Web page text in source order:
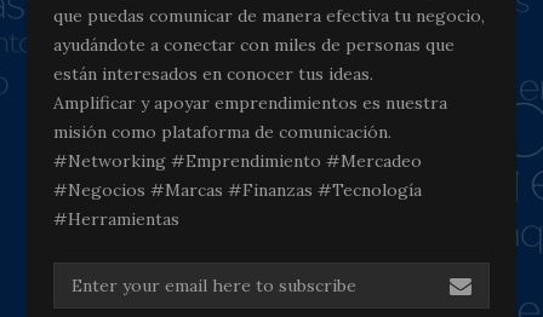
que puedas comunicar de manera efectiva tu negocio,
ayudándote a conectar con miles de personas que
están interesados en conocer tus ideas.
Amplificar y apoyar emprendimientos es nuestra
misión como plataforma de comunicación.
#Networking #Emprendimiento #Mercadeo
#Negocios #Marcas #Finanzas #Tecnología
#Herramientas